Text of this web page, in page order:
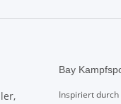
Bay
Inspiriert durch